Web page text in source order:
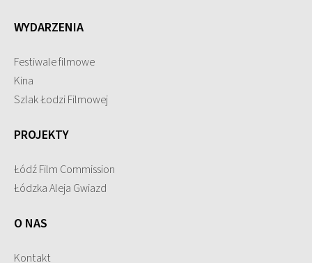
WYDARZENIA
Festiwale filmowe
Kina
Szlak Łodzi Filmowej
PROJEKTY
Łódź Film Commission
Łódzka Aleja Gwiazd
O NAS
Kontakt